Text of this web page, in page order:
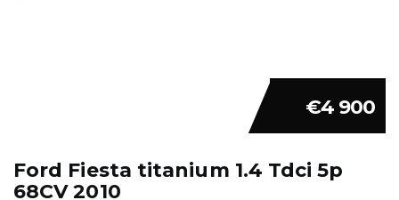
€4 900
Ford Fiesta titanium 1.4 Tdci 5p
68CV 2010